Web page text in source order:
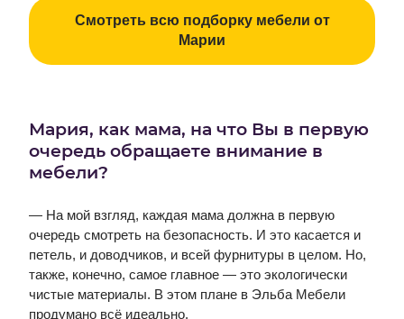
Смотреть всю подборку мебели от
Марии
Мария, как мама, на что Вы в первую
очередь обращаете внимание в
мебели?
— На мой взгляд, каждая мама должна в первую
очередь смотреть на безопасность. И это касается и
петель, и доводчиков, и всей фурнитуры в целом. Но,
также, конечно, самое главное — это экологически
чистые материалы. В этом плане в Эльба Мебели
продумано всё идеально.